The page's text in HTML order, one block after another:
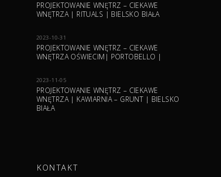
PROJEKTOWANIE WNĘTRZ – CIEKAWE
WNĘTRZA | RITUALS | BIELSKO BIAŁA
2023-10-31
PROJEKTOWANIE WNĘTRZ – CIEKAWE
WNĘTRZA OŚWIECIM| PORTOBELLO |
2023-11-05
PROJEKTOWANIE WNĘTRZ – CIEKAWE
WNĘTRZA | KAWIARNIA – GRUNT | BIELSKO
BIAŁA
KONTAKT